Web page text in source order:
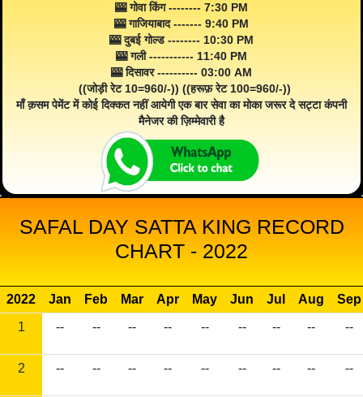
🎰 गोवा किंग -------- 7:30 PM
🎰 गाजियाबाद ------- 9:40 PM
🎰 दुबई गोल्ड -------- 10:30 PM
🎰 गली ----------- 11:40 PM
🎰 दिसावर ---------- 03:00 AM
((जोड़ी रेट 10=960/-)) ((हरूफ़ रेट 100=960/-))
माँ क़सम पेमेंट में कोई दिक्कत नहीं आयेगी एक बार सेवा का मोका जरूर दे सट्टा कंपनी
मैनेजर की ज़िम्मेवारी है
SAFAL DAY SATTA KING RECORD
CHART - 2022
2022 Jan Feb Mar Apr May Jun Jul Aug
Sep
1
-- -- -- -- -- -- -- -- --
2 -- -- -- -- -- -- -- -- --